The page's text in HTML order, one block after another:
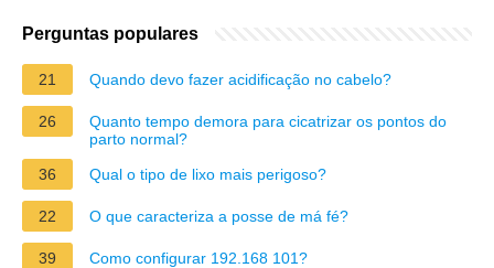
Perguntas populares
21 Quando devo fazer acidificação no cabelo?
26
Quanto tempo demora para cicatrizar os pontos do
parto normal?
36
Qual o tipo de lixo mais perigoso?
22 O que caracteriza a posse de má fé?
39 Como configurar 192.168 101?